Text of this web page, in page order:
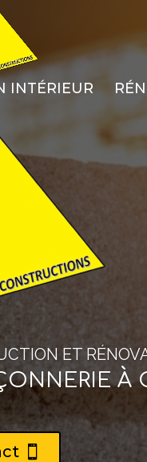
INTÉRIEUR
ET
À